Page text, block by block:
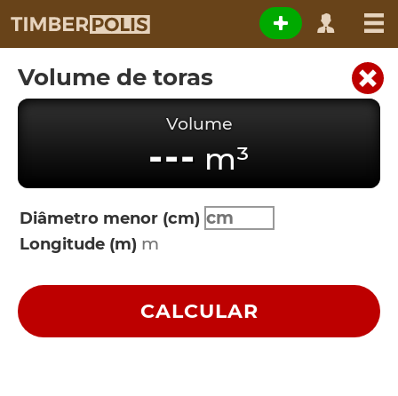
Volume de toras
Volume
--- m³
Diâmetro menor (cm)
Longitude (m)
CALCULAR